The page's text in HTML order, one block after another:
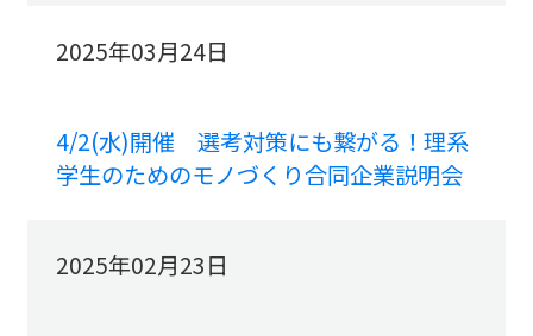
2025年03月24日
4/2(水)開催 選考対策にも繋がる！理系
学生のためのモノづくり合同企業説明会
2025年02月23日